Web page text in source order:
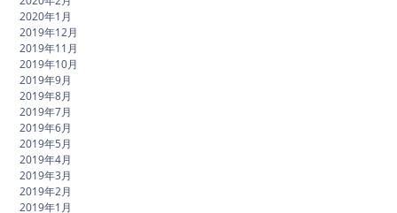
2020年1月
2019年12月
2019年11月
2019年10月
2019年9月
2019年8月
2019年7月
2019年6月
2019年5月
2019年4月
2019年3月
2019年2月
2019年1月